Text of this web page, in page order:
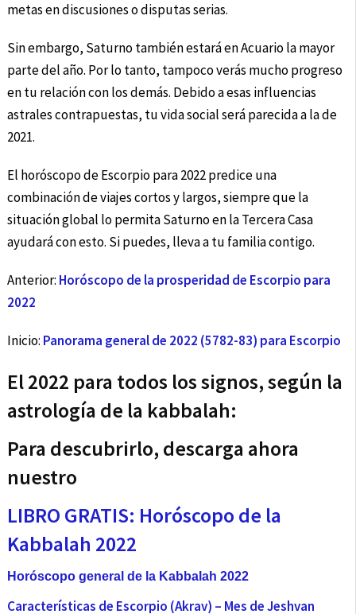
metas en discusiones o disputas serias.
Sin embargo, Saturno también estará en Acuario la mayor
parte del año. Por lo tanto, tampoco verás mucho progreso
en tu relación con los demás. Debido a esas influencias
astrales contrapuestas, tu vida social será parecida a la de
2021.
El horóscopo de Escorpio para 2022 predice una
combinación de viajes cortos y largos, siempre que la
situación global lo permita Saturno en la Tercera Casa
ayudará con esto. Si puedes, lleva a tu familia contigo.
Anterior: Horóscopo de la prosperidad de Escorpio para
2022
Inicio: Panorama general de 2022 (5782-83) para Escorpio
El 2022 para todos los signos, según la
astrología de la kabbalah:
Para descubrirlo, descarga ahora
nuestro
LIBRO GRATIS: Horóscopo de la
Kabbalah 2022
Horóscopo general de la Kabbalah 2022
Características de Escorpio (Akrav) – Mes de Jeshvan